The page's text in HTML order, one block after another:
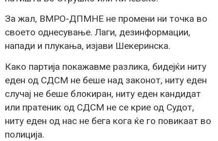
За жал, ВМРО-ДПМНЕ не промени ни точка во
своето однесување. Лаги, дезинформации,
напади и плукања, изјави Шекеринска.
Како партија покажавме разлика, бидејќи ниту
еден од СДСМ не беше над законот, ниту еден
случај не беше блокиран, ниту еден кандидат
или пратеник од СДСМ не се крие од Судот,
ниту еден од нас не бега кога ќе го повикаат во
полиција.